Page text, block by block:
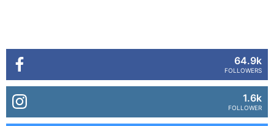
64.9k
FOLLOWERS
1.6k
FOLLOWER